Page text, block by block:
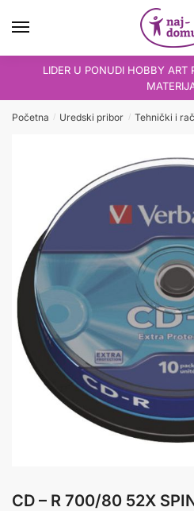
LIDER U PONUDI HOBBY ART
Početna / Uredski pribor / Tehnički i
CD – R 700/80 52X